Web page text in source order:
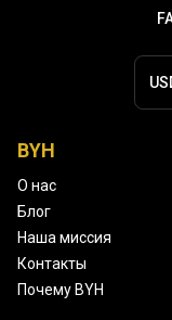
BYH
О нас
Блог
Наша миссия
Контакты
Почему BYH